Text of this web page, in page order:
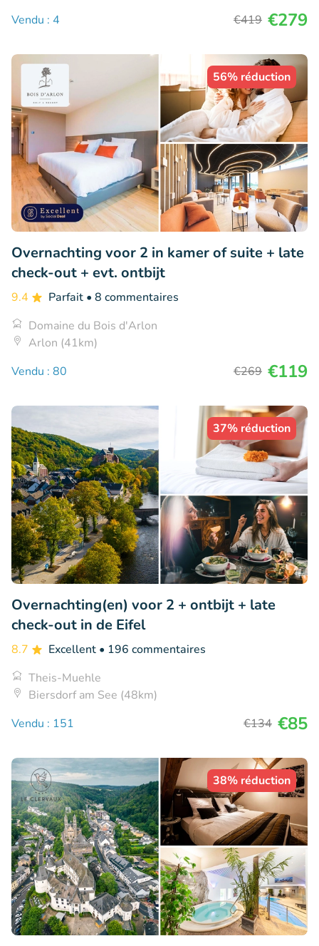
Vendu : 4
€419 €279
56% réduction
Overnachting voor 2 in kamer of suite + late
check-out + evt. ontbijt
9.4 Parfait • 8 commentaires
Domaine du Bois d'Arlon
Arlon (41km)
Vendu : 80
€269 €119
37% réduction
Overnachting(en) voor 2 + ontbijt + late
check-out in de Eifel
8.7 Excellent • 196 commentaires
Theis-Muehle
Biersdorf am See (48km)
Vendu : 151
€134 €85
38% réduction